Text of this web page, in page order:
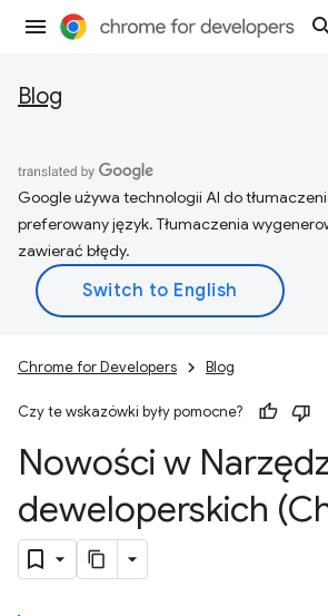
Blog
Google używa technologii AI do
preferowany język. Tłumaczenia
zawierać błędy.
Chrome for Developers Blog
Czy te wskazówki były pomocne?
Nowości w
deweloperskich